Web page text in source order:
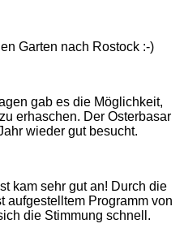
Garten nach Rostock :-)
gab es die Möglichkeit,
erhaschen. Der Osterbasar
wieder gut besucht.
kam sehr gut an! Durch die
aufgestelltem Programm von
die Stimmung schnell.